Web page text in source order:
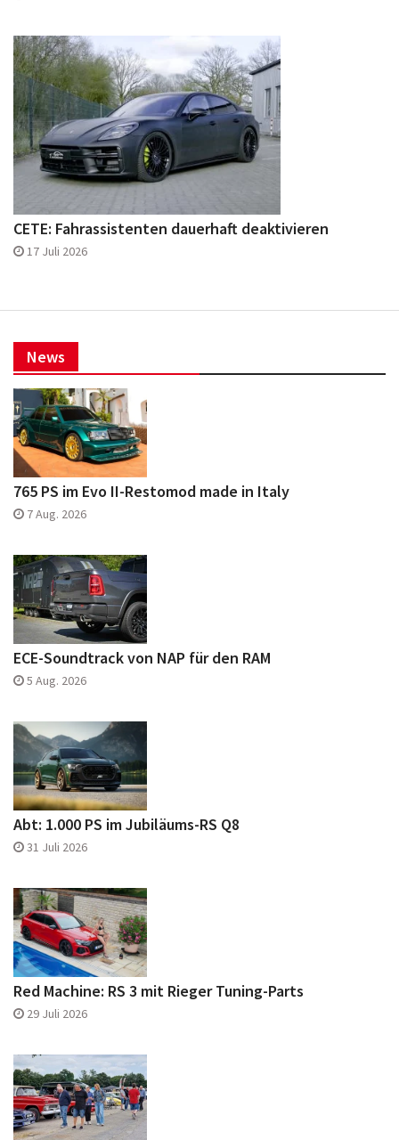
CETE: Fahrassistenten dauerhaft deaktivieren
17 Juli 2026
News
765 PS im Evo II-Restomod made in Italy
7 Aug. 2026
ECE-Soundtrack von NAP für den RAM
5 Aug. 2026
Abt: 1.000 PS im Jubiläums-RS Q8
31 Juli 2026
Red Machine: RS 3 mit Rieger Tuning-Parts
29 Juli 2026